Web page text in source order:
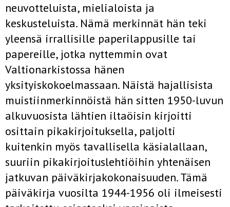
neuvotteluista, mielialoista ja
keskusteluista. Nämä merkinnät hän teki
yleensä irrallisille paperilappusille tai
papereille, jotka nyttemmin ovat
Valtionarkistossa hänen
yksityiskokoelmassaan. Näistä hajallisista
muistiinmerkinnöistä hän sitten 1950-luvun
alkuvuosista lähtien iltaöisin kirjoitti
osittain pikakirjoituksella, paljolti
kuitenkin myös tavallisella käsialallaan,
suuriin pikakirjoituslehtiöihin yhtenäisen
jatkuvan päiväkirjakokonaisuuden. Tämä
päiväkirja vuosilta 1944-1956 oli ilmeisesti